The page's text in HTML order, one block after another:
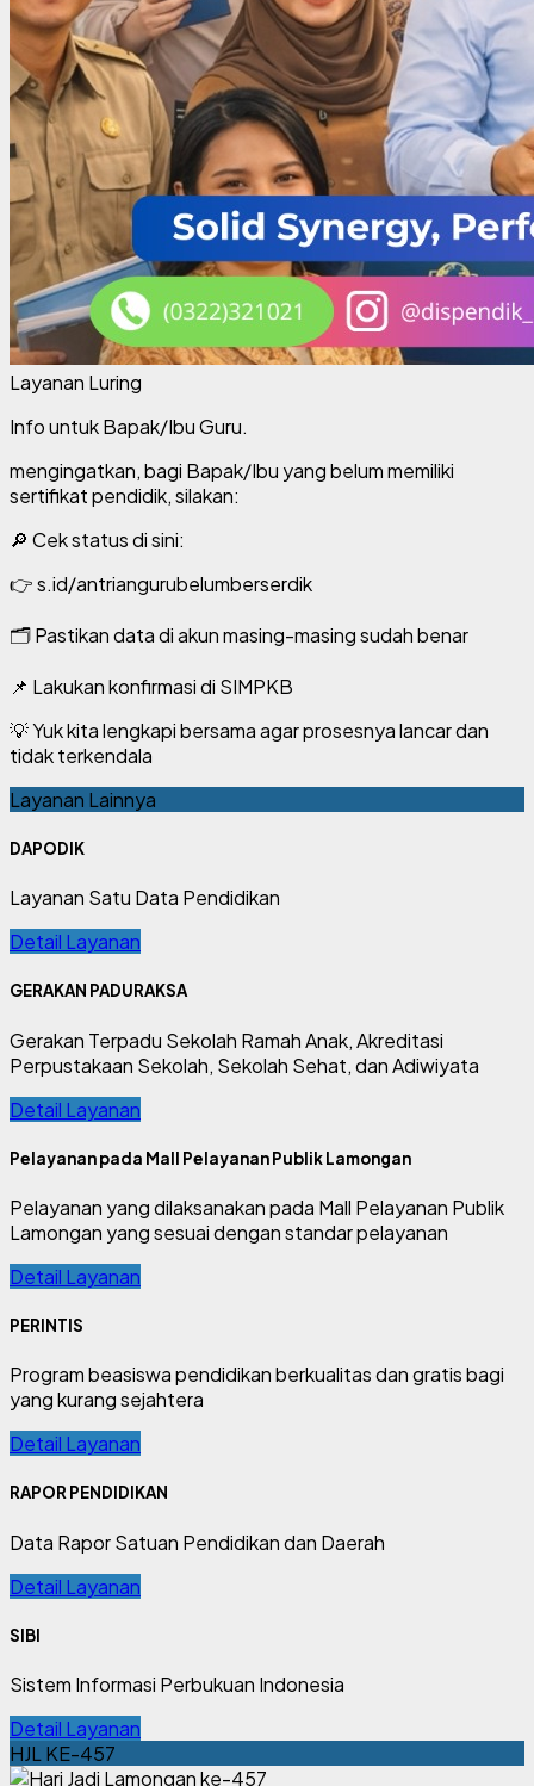
Layanan Luring
Info untuk Bapak/Ibu Guru.
mengingatkan, bagi Bapak/Ibu yang belum memiliki
sertifikat pendidik, silakan:
🔎 Cek status di sini:
👉 s.id/antriangurubelumberserdik
🗂️ Pastikan data di akun masing-masing sudah benar
📌 Lakukan konfirmasi di SIMPKB
💡 Yuk kita lengkapi bersama agar prosesnya lancar dan
tidak terkendala
Layanan Lainnya
DAPODIK
Layanan Satu Data Pendidikan
Detail Layanan
GERAKAN PADURAKSA
Gerakan Terpadu Sekolah Ramah Anak, Akreditasi
Perpustakaan Sekolah, Sekolah Sehat, dan Adiwiyata
Detail Layanan
Pelayanan pada Mall Pelayanan Publik Lamongan
Pelayanan yang dilaksanakan pada Mall Pelayanan Publik
Lamongan yang sesuai dengan standar pelayanan
Detail Layanan
PERINTIS
Program beasiswa pendidikan berkualitas dan gratis bagi
yang kurang sejahtera
Detail Layanan
RAPOR PENDIDIKAN
Data Rapor Satuan Pendidikan dan Daerah
Detail Layanan
SIBI
Sistem Informasi Perbukuan Indonesia
Detail Layanan
HJL KE-457